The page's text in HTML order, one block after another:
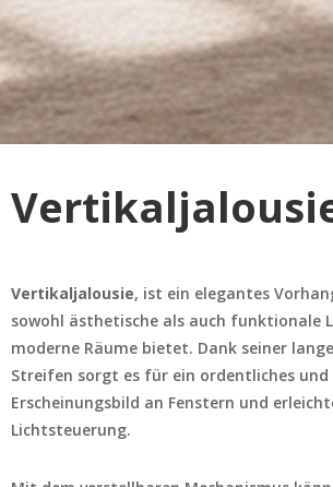
Vertikaljalousie, ist ein elegantes
sowohl ästhetische als auch funktionale
moderne Räume bietet. Dank seiner
Streifen sorgt es für ein ordentliches und
Erscheinungsbild an Fenstern und
Lichtsteuerung.